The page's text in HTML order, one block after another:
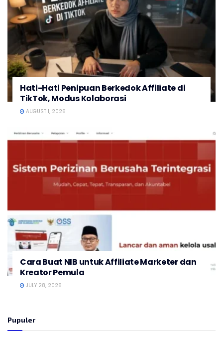
Hati-Hati Penipuan Berkedok Affiliate di
TikTok, Modus Kolaborasi
AUGUST 1, 2026
Cara Buat NIB untuk Affiliate Marketer dan
Kreator Pemula
JULY 28, 2026
Pupuler